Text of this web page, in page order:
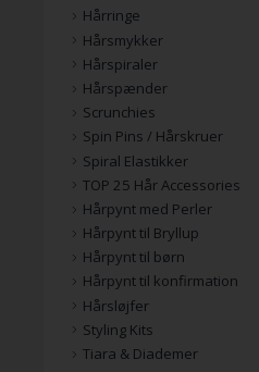
Hårringe
Hårsmykker
Hårspiraler
Hårspænder
Scrunchies
Spin Pins / Hårskruer
Spiral Elastikker
TOP 25 Hår Accessories
Hårpynt med Perler
Hårpynt til Bryllup
Hårpynt til børn
Hårpynt til konfirmation
Hårsløjfer
Styling Kits
Tiara & Diademer